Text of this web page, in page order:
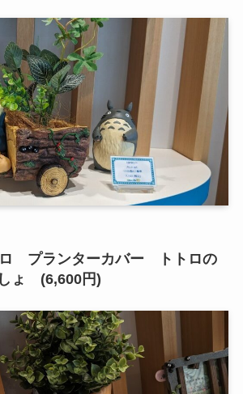
ロ プランターカバー トトロの
ょ (6,600円)